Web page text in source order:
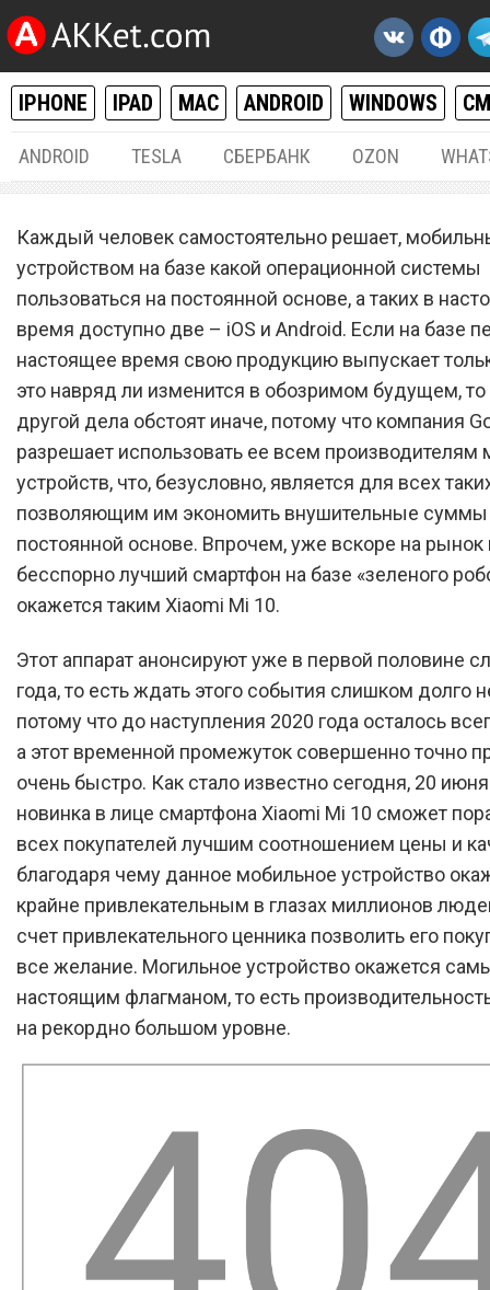
IPHONE IPAD MAC ANDROID WINDOWS
ANDROID TESLA СБЕРБАНК OZON
Xiaomi Mi 10 – это самый
лучший в мире смартфон
Android, и вот почему
Каждый человек самостоятельно решает,
устройством на базе какой операционной системы
пользоваться на постоянной основе, а таких в
время доступно две – iOS и Android. Если на базе
настоящее время свою продукцию выпускает
это навряд ли изменится в обозримом будущем, то
другой дела обстоят иначе, потому что компания
разрешает использовать ее всем производителям
устройств, что, безусловно, является для всех
позволяющим им экономить внушительные суммы
постоянной основе. Впрочем, уже вскоре на
бесспорно лучший смартфон на базе «зеленого
окажется таким Xiaomi Mi 10.
Этот аппарат анонсируют уже в первой половине
года, то есть ждать этого события слишком долго
потому что до наступления 2020 года осталось
а этот временной промежуток совершенно точно
очень быстро. Как стало известно сегодня, 20
новинка в лице смартфона Xiaomi Mi 10 сможет
всех покупателей лучшим соотношением цены и
благодаря чему данное мобильное устройство
крайне привлекательным в глазах миллионов
счет привлекательного ценника позволить его
все желание. Могильное устройство окажется
настоящим флагманом, то есть
на рекордно большом уровне.